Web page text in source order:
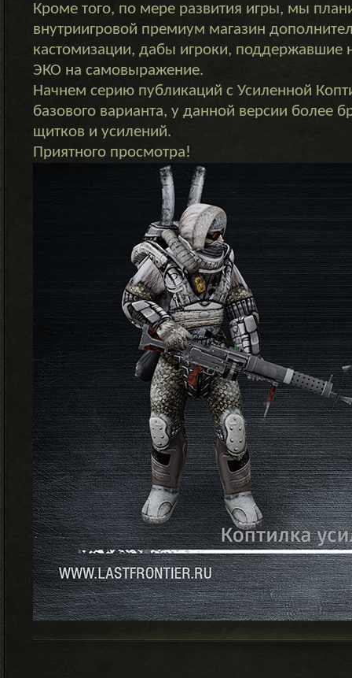
Кроме того, по мере развития игры, мы
внутриигровой премиум магазин
кастомизации, дабы игроки, поддержавшие
ЭКО на самовыражение.
Начнем серию публикаций с Усиленной
базового варианта, у данной версии более
щитков и усилений.
Приятного просмотра!